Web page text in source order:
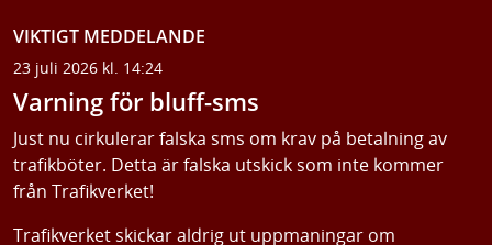
VIKTIGT MEDDELANDE
23 juli 2026 kl. 14:24
Varning för bluff-sms
Just nu cirkulerar falska sms om krav på betalning av
trafikböter. Detta är falska utskick som inte kommer
från Trafikverket!
Trafikverket skickar aldrig ut uppmaningar om